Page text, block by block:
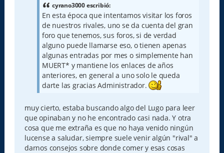
cyrano3000 escribió:
En esta época que intentamos visitar los foros
de nuestros rivales, uno se da cuenta del gran
foro que tenemos, sus foros, si de verdad
alguno puede llamarse eso, o tienen apenas
algunas entradas por mes o simplemente han
MUERT* y mantiene los enlaces de años
anteriores, en general a uno solo le queda
darte las gracias Administrador.
muy cierto, estaba buscando algo del Lugo para leer
que opinaban y no he encontrado casi nada. Y otra
cosa que me extraña es que no haya venido ningún
lucense a saludar, siempre suele venir algún "rival" a
darnos consejos sobre donde comer y esas cosas